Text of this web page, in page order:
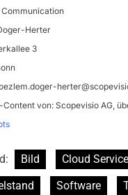
Communication
Herter
3
Content von: Scopevisio AG,
Bild Cloud Service
Software